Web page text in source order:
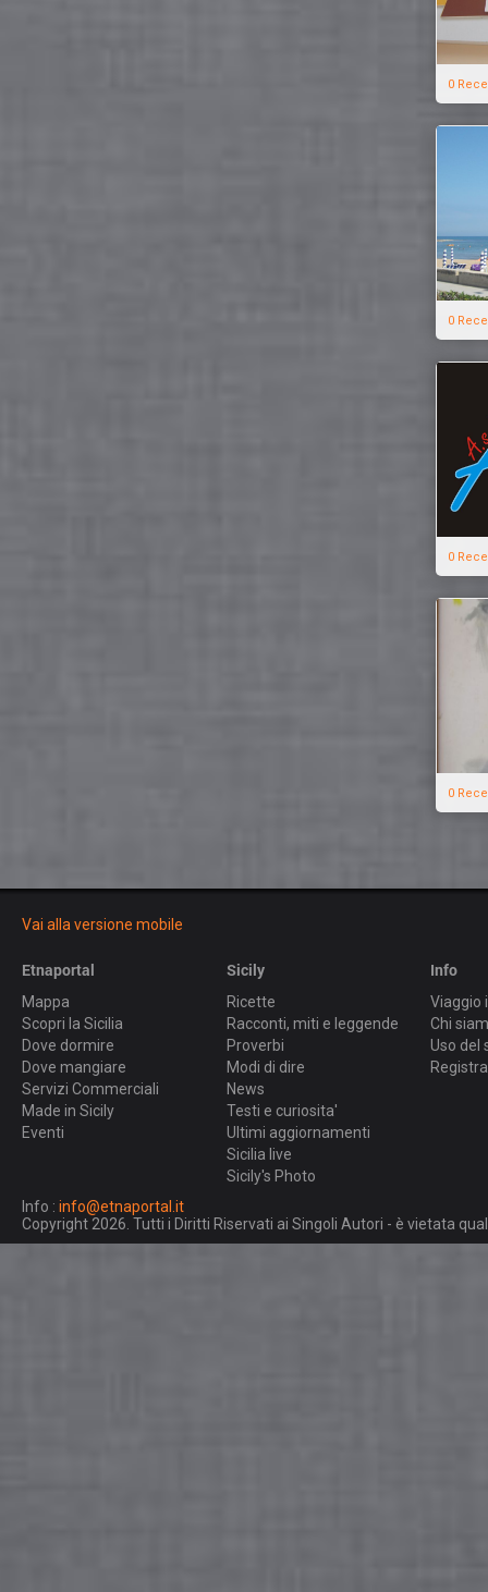
0
0
0
0
Vai alla versione mobile
Etnaportal
Mappa
Scopri la Sicilia
Dove dormire
Dove mangiare
Servizi Commerciali
Made in Sicily
Eventi
Sicily
Ricette
Racconti, miti e leggende
Proverbi
Modi di dire
News
Testi e curiosita'
Ultimi aggiornamenti
Sicilia live
Sicily's Photo
Info
Viaggio
Chi
Uso del
Info : info@etnaportal.it
Copyright 2026. Tutti i Diritti Riservati ai Singoli Autori - è vietata